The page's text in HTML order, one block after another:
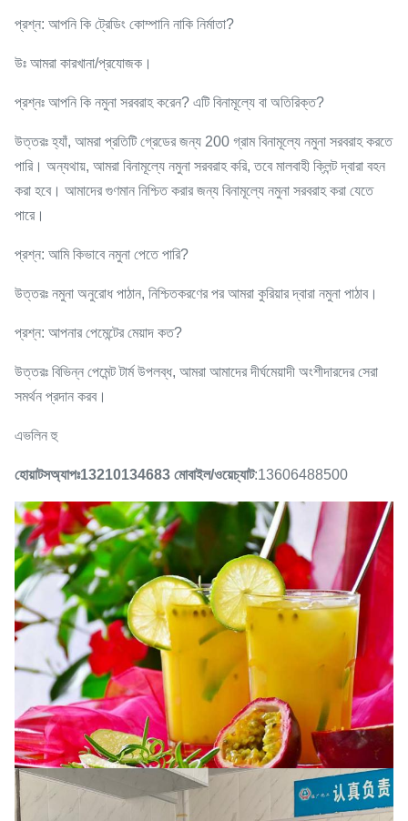
প্রশ্ন: আপনি কি ট্রেডিং কোম্পানি নাকি নির্মাতা?
উঃ আমরা কারখানা/প্রযোজক।
প্রশ্নঃ আপনি কি নমুনা সরবরাহ করেন? এটি বিনামূল্যে বা অতিরিক্ত?
উত্তরঃ হ্যাঁ, আমরা প্রতিটি গ্রেডের জন্য 200 গ্রাম বিনামূল্যে নমুনা সরবরাহ করতে
পারি। অন্যথায়, আমরা বিনামূল্যে নমুনা সরবরাহ করি, তবে মালবাহী ক্লিন্ট দ্বারা বহন
করা হবে। আমাদের গুণমান নিশ্চিত করার জন্য বিনামূল্যে নমুনা সরবরাহ করা যেতে
পারে।
প্রশ্ন: আমি কিভাবে নমুনা পেতে পারি?
উত্তরঃ নমুনা অনুরোধ পাঠান, নিশ্চিতকরণের পর আমরা কুরিয়ার দ্বারা নমুনা পাঠাব।
প্রশ্ন: আপনার পেমেন্টের মেয়াদ কত?
উত্তরঃ বিভিন্ন পেমেন্ট টার্ম উপলব্ধ, আমরা আমাদের দীর্ঘমেয়াদী অংশীদারদের সেরা
সমর্থন প্রদান করব।
এভলিন হু
হোয়াটসঅ্যাপঃ13210134683 মোবাইল/ওয়েচ্যাট:13606488500